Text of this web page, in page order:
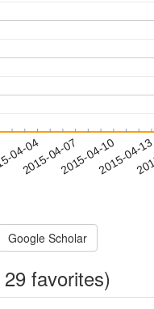
04-04
2015-04-072015-04-102015-04-13
Google Scholar
favorites)